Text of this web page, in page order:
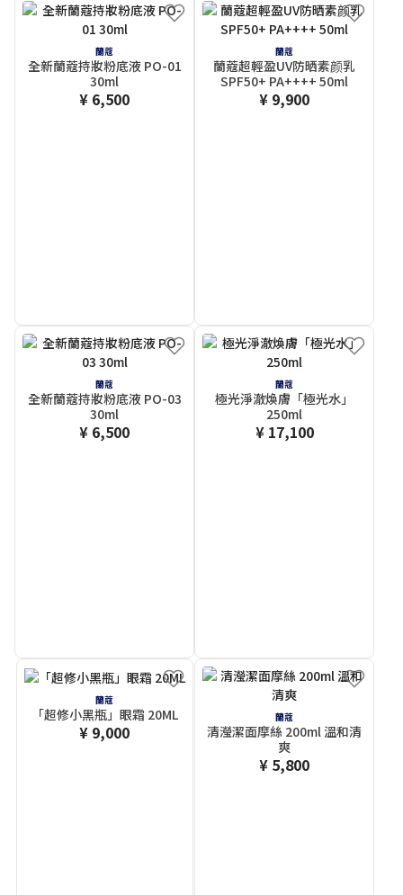
蘭蔻
全新蘭蔻持妝粉底液 PO-01
30ml
¥ 6,500
蘭蔻
蘭蔻超輕盈UV防晒素颜乳
SPF50+ PA++++ 50ml
¥ 9,900
蘭蔻
全新蘭蔻持妝粉底液 PO-03
30ml
¥ 6,500
蘭蔻
極光淨澈煥膚「極光水」
250ml
¥ 17,100
蘭蔻
「超修小黑瓶」眼霜 20ML
¥ 9,000
蘭蔻
清瀅潔面摩絲 200ml 溫和清
爽
¥ 5,800